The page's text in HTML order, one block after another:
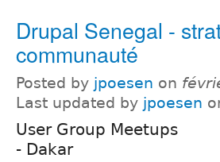
Drupal Senegal -
communauté
Posted by jpoesen on
Last updated by jpoesen
User Group Meetups
- Dakar